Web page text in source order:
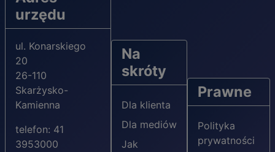
urzędu
ul. Konarskiego
20
26-110
Skarżysko-
Kamienna
telefon: 41
3953000
Na
skróty
Dla klienta
Dla mediów
Jak
Prawne
Polityka
prywatności